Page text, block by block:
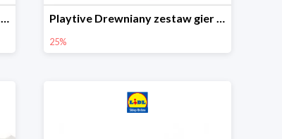
Playtive Drewniany zestaw gier 10 w 1 Playtive Drewniany zestaw gier 10 w 1
25%